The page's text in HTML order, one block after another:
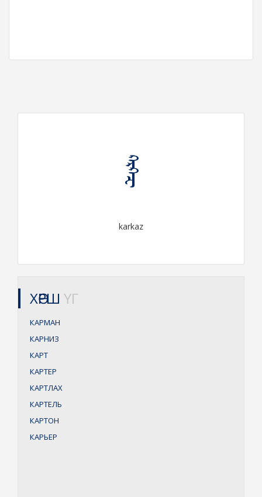
ᠺᠠᠷᠺᠠᠽ
karkaz
ХӨРШ ҮГ
КАРМАН
КАРНИЗ
КАРТ
КАРТЕР
КАРТЛАХ
КАРТЕЛЬ
КАРТОН
КАРЬЕР